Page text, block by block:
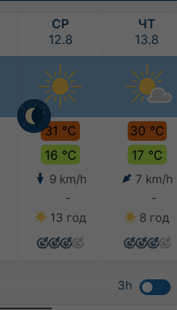
СР
12.8
31 °C
16 °C
9 km/h
-
13 год
ЧТ
13.8
30 °C
17 °C
7 km/h
-
8 год
3h